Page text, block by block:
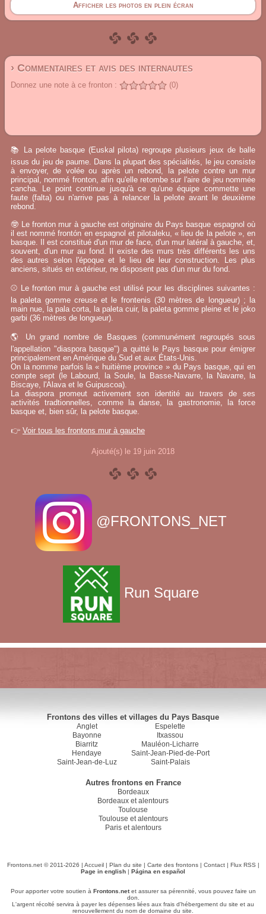
Afficher les photos en plein écran
› Commentaires et avis des internautes
Donnez une note à ce fronton : (0)
📚 La pelote basque (Euskal pilota) regroupe plusieurs jeux de balle
issus du jeu de paume. Dans la plupart des spécialités, le jeu consiste
à envoyer, de volée ou après un rebond, la pelote contre un mur
principal, nommé fronton, afin qu'elle retombe sur l'aire de jeu nommée
cancha. Le point continue jusqu'à ce qu'une équipe commette une
faute (falta) ou n'arrive pas à relancer la pelote avant le deuxième
rebond.
🤓 Le fronton mur à gauche est originaire du Pays basque espagnol où
il est nommé frontón en espagnol et pilotaleku, « lieu de la pelote », en
basque. Il est constitué d'un mur de face, d'un mur latéral à gauche, et,
souvent, d'un mur au fond. Il existe des murs très différents les uns
des autres selon l'époque et le lieu de leur construction. Les plus
anciens, situés en extérieur, ne disposent pas d'un mur du fond.
⚾ Le fronton mur à gauche est utilisé pour les disciplines suivantes :
la paleta gomme creuse et le frontenis (30 mètres de longueur) ; la
main nue, la pala corta, la paleta cuir, la paleta gomme pleine et le joko
garbi (36 mètres de longueur).
🌎 Un grand nombre de Basques (communément regroupés sous
l'appellation "diaspora basque") a quitté le Pays basque pour émigrer
principalement en Amérique du Sud et aux États-Unis.
On la nomme parfois la « huitième province » du Pays basque, qui en
compte sept (le Labourd, la Soule, la Basse-Navarre, la Navarre, la
Biscaye, l'Alava et le Guipuscoa).
La diaspora promeut activement son identité au travers de ses
activités tradtionnelles, comme la danse, la gastronomie, la force
basque et, bien sûr, la pelote basque.
👉 Voir tous les frontons mur à gauche
Ajouté(s) le 19 juin 2018
@FRONTONS_NET
Run Square
Frontons des villes et villages du Pays Basque
Anglet
Bayonne
Biarritz
Hendaye
Saint-Jean-de-Luz
Espelette
Itxassou
Mauléon-Licharre
Saint-Jean-Pied-de-Port
Saint-Palais
Autres frontons en France
Bordeaux
Bordeaux et alentours
Toulouse
Toulouse et alentours
Paris et alentours
Frontons.net © 2011-2026 | Accueil| Plan du site | Carte des frontons| Contact| Flux RSS |
Page in english | Página en español
Pour apporter votre soutien à Frontons.netet assurer sa pérennité, vous pouvez faire un
don.
L'argent récolté servira à payer les dépenses liées aux frais d'hébergement du site et au
renouvellement du nom de domaine du site.